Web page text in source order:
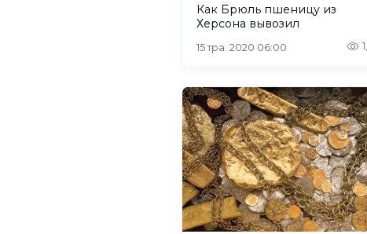
Как Брюль пшеницу из
Херсона вывозил
15 тра. 2020 06:00